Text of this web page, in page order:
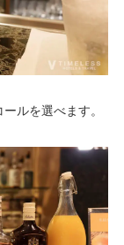
ルを選べます。